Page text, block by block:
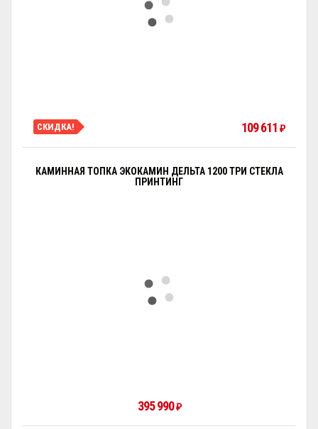
СКИДКА! 109 611 ₽
КАМИННАЯ ТОПКА ЭКОКАМИН ДЕЛЬТА 1200 ТРИ СТЕКЛА
ПРИНТИНГ
395 990₽